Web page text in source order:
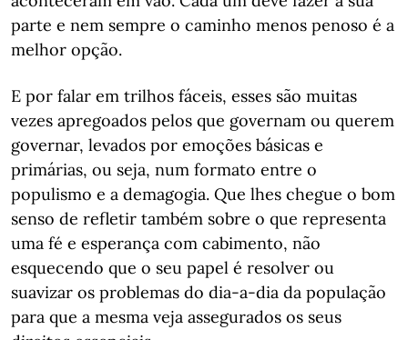
parte e nem sempre o caminho menos penoso é a
melhor opção.
E por falar em trilhos fáceis, esses são muitas
vezes apregoados pelos que governam ou querem
governar, levados por emoções básicas e
primárias, ou seja, num formato entre o
populismo e a demagogia. Que lhes chegue o bom
senso de refletir também sobre o que representa
uma fé e esperança com cabimento, não
esquecendo que o seu papel é resolver ou
suavizar os problemas do dia-a-dia da população
para que a mesma veja assegurados os seus